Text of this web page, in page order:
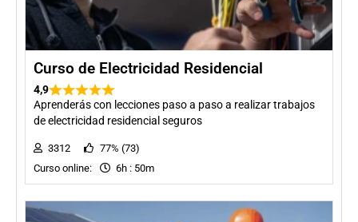
Curso de Electricidad Residencial
4,9
Aprenderás con lecciones paso a paso a realizar trabajos
de electricidad residencial seguros
3312
77% (73)
Curso online:
6h : 50m